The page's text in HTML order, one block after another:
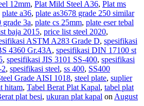
12mm, Plat Mild Steel A36, Plat ms
plate a36, plate as3678 grade 250 similar
grade 3a, plate cs 25mm, plate eser tebal
baja 2015, price list steel 2020,
ASTM A283 Grade D, spesifikasi
4360 Gr.43A, spesifikasi DIN 17100 st
, spesifikasi JIS 3101 SS-400, spesifikasi
, spesifikasi steel, ss 400, SS400
Grade AISI 1018, steel plate, suplier
hitam, Tabel Berat Plat Kapal, tabel plat
plat besi, ukuran plat kapal on August